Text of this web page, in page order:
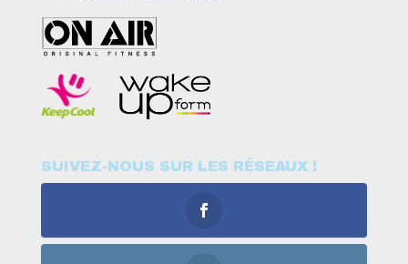
SUIVEZ-NOUS SUR LES RÉSEAUX !